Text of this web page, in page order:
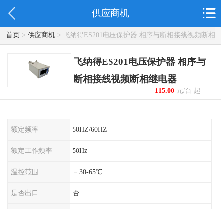
供应商机
首页> 供应商机> 飞纳得ES201电压保护器 相序与断相接线视频断相
继电器
飞纳得ES201电压保护器 相序与
断相接线视频断相继电器
115.00元/台 起
额定频率 50HZ/60HZ
额定工作频率 50Hz
温控范围 ﹣30-65℃
是否出口 否